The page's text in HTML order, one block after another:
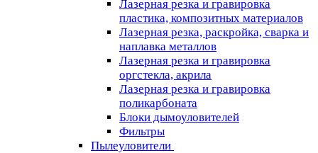
Лазерная резка и гравировка
пластика, композитных материалов
Лазерная резка, раскройка, сварка и
наплавка металлов
Лазерная резка и гравировка
оргстекла, акрила
Лазерная резка и гравировка
поликарбоната
Блоки дымоуловителей
Фильтры
Пылеуловители